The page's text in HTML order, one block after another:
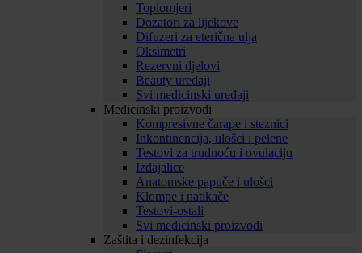
Toplomjeri
Dozatori za lijekove
Difuzeri za eterična ulja
Oksimetri
Rezervni djelovi
Beauty uređaji
Svi medicinski uređaji
Medicinski proizvodi
Kompresivne čarape i steznici
Inkontinencija, ulošci i pelene
Testovi za trudnoću i ovulaciju
Izdajalice
Anatomske papuče i ulošci
Klompe i natikače
Testovi-ostali
Svi medicinski proizvodi
Zaštita i dezinfekcija